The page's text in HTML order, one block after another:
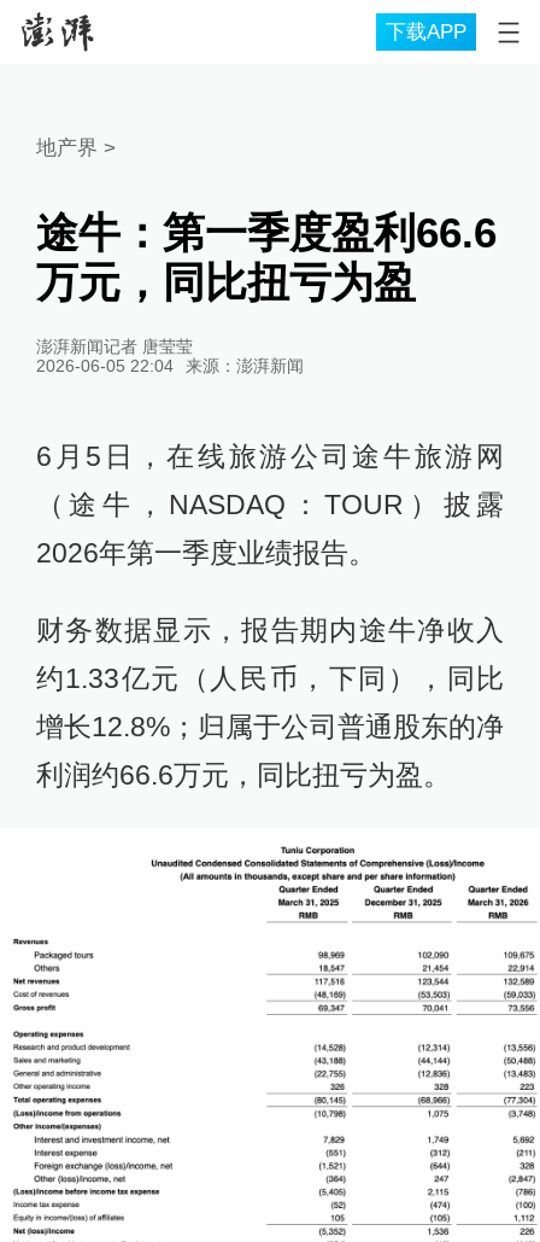
下载APP
地产界 >
途牛：第一季度盈利66.6
万元，同比扭亏为盈
澎湃新闻记者 唐莹莹
2026-06-05 22:04
来源： 澎湃新闻
6月5日，在线旅游公司途牛旅游网
（途牛，NASDAQ：TOUR）披露
2026年第一季度业绩报告。
财务数据显示，报告期内途牛净收入
约1.33亿元（人民币，下同），同比
增长12.8%；归属于公司普通股东的净
利润约66.6万元，同比扭亏为盈。